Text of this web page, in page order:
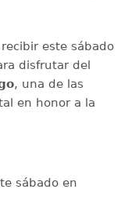
este sábado
disfrutar del
, una de las
en honor a la
sábado en